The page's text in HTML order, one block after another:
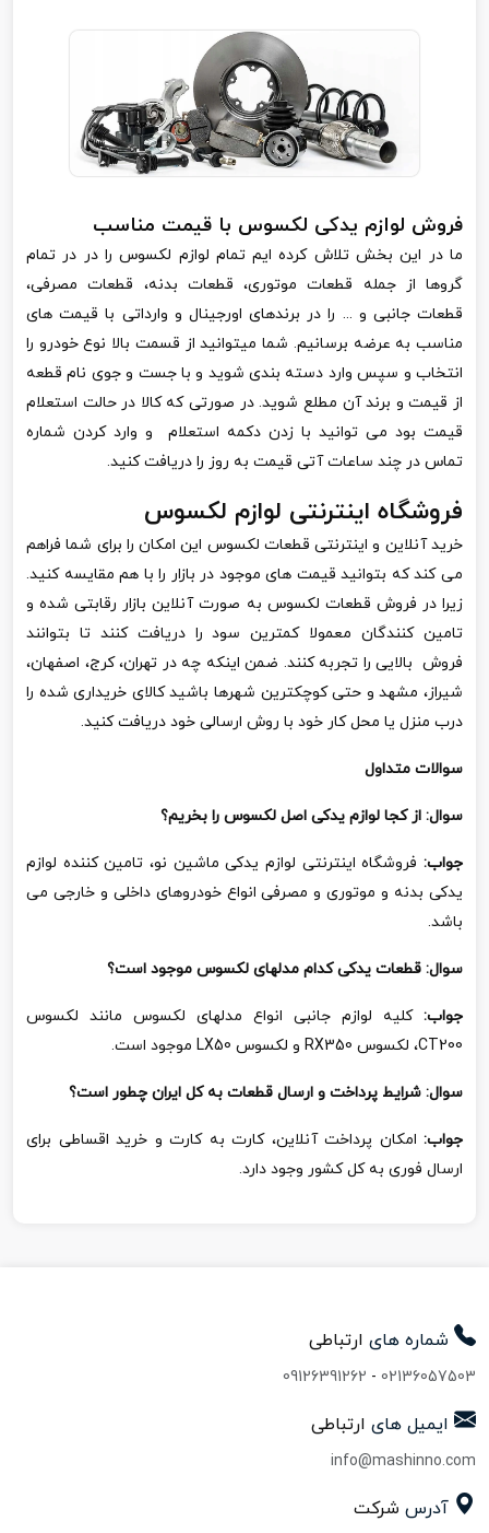
فروش لوازم یدکی لکسوس با قیمت مناسب
ما در این بخش تلاش کرده ایم تمام لوازم لکسوس را در در تمام
گروها از جمله قطعات موتوری، قطعات بدنه، قطعات مصرفی،
قطعات جانبی و ... را در برندهای اورجینال و وارداتی با قیمت های
مناسب به عرضه برسانیم. شما میتوانید از قسمت بالا نوع خودرو را
انتخاب و سپس وارد دسته بندی شوید و با جست و جوی نام قطعه
از قیمت و برند آن مطلع شوید. در صورتی که کالا در حالت استعلام
قیمت بود می توانید با زدن دکمه استعلام و وارد کردن شماره
تماس در چند ساعات آتی قیمت به روز را دریافت کنید.
فروشگاه اینترنتی لوازم لکسوس
خرید آنلاین و اینترنتی قطعات لکسوس این امکان را برای شما فراهم
می کند که بتوانید قیمت های موجود در بازار را با هم مقایسه کنید.
زیرا در فروش قطعات لکسوس به صورت آنلاین بازار رقابتی شده و
تامین کنندگان معمولا کمترین سود را دریافت کنند تا بتوانند
فروش بالایی را تجربه کنند. ضمن اینکه چه در تهران، کرج، اصفهان،
شیراز، مشهد و حتی کوچکترین شهرها باشید کالای خریداری شده را
درب منزل یا محل کار خود با روش ارسالی خود دریافت کنید.
سوالات متداول
سوال: از کجا لوازم یدکی اصل لکسوس را بخریم؟
جواب: فروشگاه اینترنتی لوازم یدکی ماشین نو، تامین کننده لوازم
یدکی بدنه و موتوری و مصرفی انواع خودروهای داخلی و خارجی می
باشد.
سوال: قطعات یدکی کدام مدلهای لکسوس موجود است؟
جواب: کلیه لوازم جانبی انواع مدلهای لکسوس مانند لکسوس
CT200، لکسوس RX350 و لکسوس LX50 موجود است.
سوال: شرایط پرداخت و ارسال قطعات به کل ایران چطور است؟
جواب: امکان پرداخت آنلاین، کارت به کارت و خرید اقساطی برای
ارسال فوری به کل کشور وجود دارد.
شماره های ارتباطی
02136057503
-
09126391262
ایمیل های ارتباطی
info@mashinno.com
آدرس شرکت